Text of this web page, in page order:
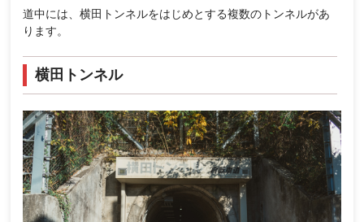
道中には、横田トンネルをはじめとする複数のトンネルがあ
ります。
横田トンネル